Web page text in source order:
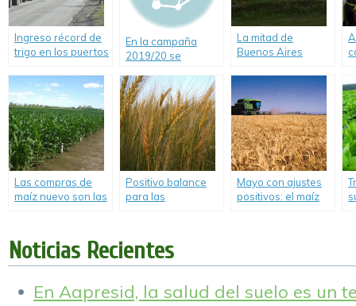
Ingreso récord de
trigo en los puertos
En la campaña
2019/20 se
m3 de bioetanol de
maíz.
La mitad de
Buenos Aires
mm en los ultimos 4
días.
Las compras de
maíz nuevo son las
Positivo balance
para las
Mayo con ajustes
positivos: el maíz
arranca con una
Noticias Recientes
En Aapresid, la salud del suelo es un